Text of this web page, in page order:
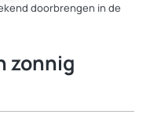
doorbrengen in de
zonnig